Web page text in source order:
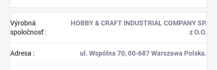
Výrobná
spoločnosť:
HOBBY & CRAFT INDUSTRIAL COMPANY SP.
z O.O.
Adresa : ul. Wspólna 70, 00-687 Warszawa Polska.